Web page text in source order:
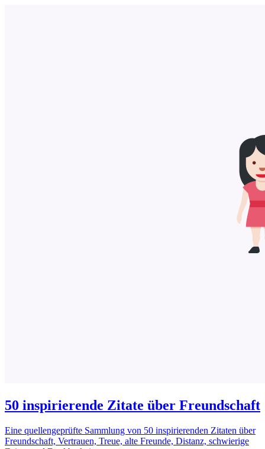
50 inspirierende Zitate über Freundschaft
Eine quellengeprüfte Sammlung von 50 inspirierenden Zitaten über
Freundschaft, Vertrauen, Treue, alte Freunde, Distanz, schwierige